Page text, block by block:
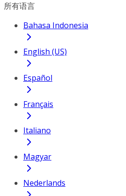
所有语言
Bahasa Indonesia
English (US)
Español
Français
Italiano
Magyar
Nederlands